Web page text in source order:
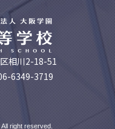
相川2-18-51
6349-3719
right reserved.